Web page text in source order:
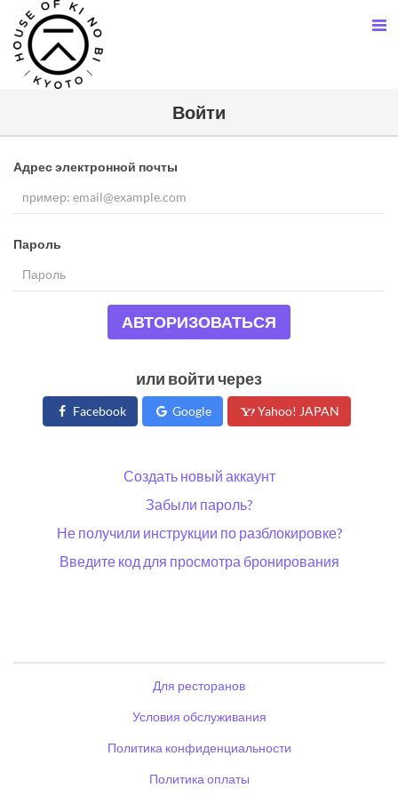
Войти
Адрес электронной почты
Пароль
АВТОРИЗОВАТЬСЯ
или войти через
Facebook Google Yahoo! JAPAN
Создать новый аккаунт
Забыли пароль?
Не получили инструкции по разблокировке?
Введите код для просмотра бронирования
Для ресторанов
Условия обслуживания
Политика конфиденциальности
Политика оплаты